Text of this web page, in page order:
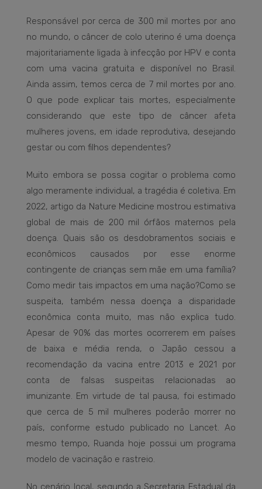
Responsável por cerca de 300 mil mortes por ano
no mundo, o câncer de colo uterino é uma doença
majoritariamente ligada à infecção por HPV e conta
com uma vacina gratuita e disponível no Brasil.
Ainda assim, temos cerca de 7 mil mortes por ano.
O que pode explicar tais mortes, especialmente
considerando que este tipo de câncer afeta
mulheres jovens, em idade reprodutiva, desejando
gestar ou com filhos dependentes?
Muito embora se possa cogitar o problema como
algo meramente individual, a tragédia é coletiva. Em
2022, artigo da Nature Medicine mostrou estimativa
global de mais de 200 mil órfãos maternos pela
doença. Quais são os desdobramentos sociais e
econômicos causados por esse enorme
contingente de crianças sem mãe em uma família?
Como medir tais impactos em uma nação?Como se
suspeita, também nessa doença a disparidade
econômica conta muito, mas não explica tudo.
Apesar de 90% das mortes ocorrerem em países
de baixa e média renda, o Japão cessou a
recomendação da vacina entre 2013 e 2021 por
conta de falsas suspeitas relacionadas ao
imunizante. Em virtude de tal pausa, foi estimado
que cerca de 5 mil mulheres poderão morrer no
país, conforme estudo publicado no Lancet. Ao
mesmo tempo, Ruanda hoje possui um programa
modelo de vacinação e rastreio.
No cenário local, segundo a Secretaria Estadual da